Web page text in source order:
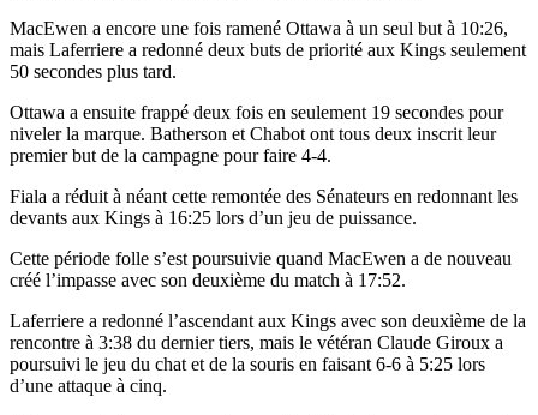
MacEwen a encore une fois ramené Ottawa à un seul but à 10:26,
mais Laferriere a redonné deux buts de priorité aux Kings seulement
50 secondes plus tard.
Ottawa a ensuite frappé deux fois en seulement 19 secondes pour
niveler la marque. Batherson et Chabot ont tous deux inscrit leur
premier but de la campagne pour faire 4-4.
Fiala a réduit à néant cette remontée des Sénateurs en redonnant les
devants aux Kings à 16:25 lors d’un jeu de puissance.
Cette période folle s’est poursuivie quand MacEwen a de nouveau
créé l’impasse avec son deuxième du match à 17:52.
Laferriere a redonné l’ascendant aux Kings avec son deuxième de la
rencontre à 3:38 du dernier tiers, mais le vétéran Claude Giroux a
poursuivi le jeu du chat et de la souris en faisant 6-6 à 5:25 lors
d’une attaque à cinq.